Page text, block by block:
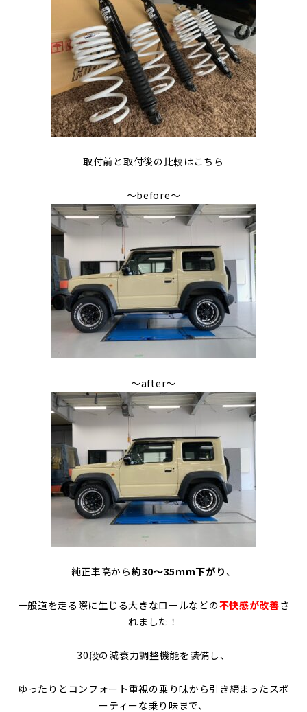
取付前と取付後の比較はこちら
～before～
～after～
純正車高から約30～35ｍｍ下がり 、
一般道を走る際に生じる大きなロールなどの不快感が改善さ
れました！
30段の減衰力調整機能を装備し、
ゆったりとコンフォート重視の乗り味から引き締まったスポ
ーティーな乗り味まで、